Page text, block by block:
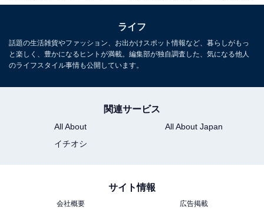
そもそも年上女性と年下男性の大恋愛は、ドラマなど“大
人のおとぎ話”の中での話。視聴者層のニーズをかなえる
のがエンターテインメントですが、現実は違います。好
きなだけ夢を見られるのはうら若き20代の特権ですか
ら、大人がおとぎ話を信じ続けて時間を浪費してしまう
のは非常にもったいないこと。
はっきり言うと、年上好みの男性はほんの一握りです。
ライフ
話題の生活雑貨やファッション、お出かけスポット情報など、暮らしがもっ
と楽しく、豊かになるヒントが満載。編集部が独自調査した、気になる他人
のライフスタイル事情も公開しています。
関連サービス
All About
All About Japan
イチオシ
サイト情報
会社概要 広告掲載